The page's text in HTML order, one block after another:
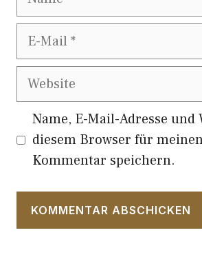
E-
Website
Name, E-Mail-Adresse und
diesem Browser für
Kommentar speichern.